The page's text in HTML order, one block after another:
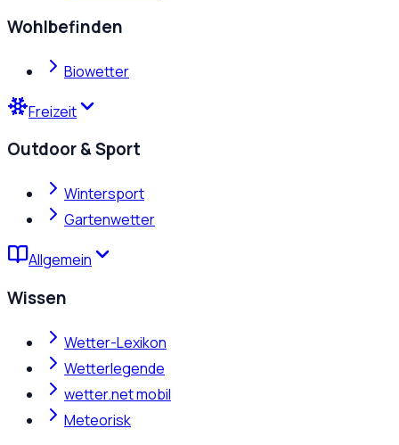
Wohlbefinden
Biowetter
Freizeit
Outdoor & Sport
Wintersport
Gartenwetter
Allgemein
Wissen
Wetter-Lexikon
Wetterlegende
wetter.net mobil
Meteorisk